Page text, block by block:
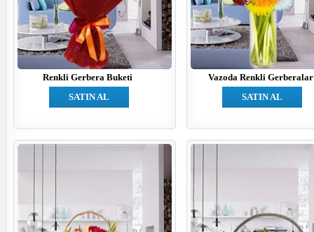
Renkli Gerbera Buketi
SATIN AL
Vazoda Renkli Gerberalar
SATIN AL